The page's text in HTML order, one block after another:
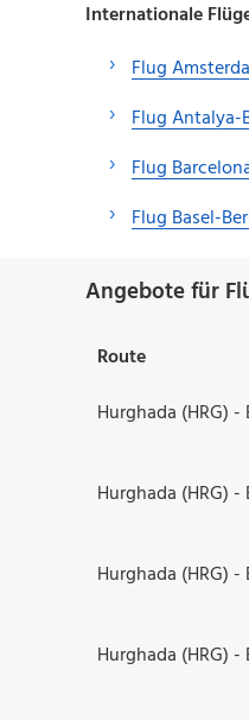
Internationale
Flug
Flug Antalya-
Flug
Flug Basel-
Angebote für
Route
Hurghada (HRG) -
Hurghada (HRG) -
Hurghada (HRG) -
Hurghada (HRG) -